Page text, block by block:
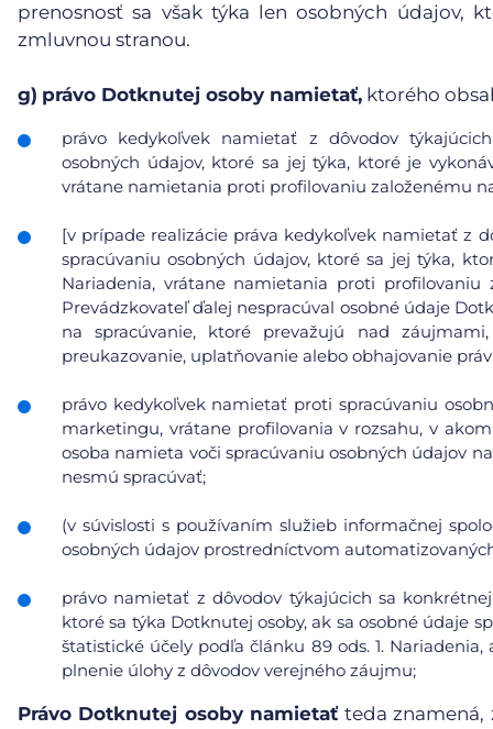
prenosnosť sa však týka len osobných údajov,
zmluvnou stranou.
g) právo Dotknutej osoby namietať, ktorého
právo kedykoľvek namietať z dôvodov
osobných údajov, ktoré sa jej týka, ktoré je
vrátane namietania proti profilovaniu založenému
[v prípade realizácie práva kedykoľvek namietať z
spracúvaniu osobných údajov, ktoré sa jej týka,
Nariadenia, vrátane namietania proti
Prevádzkovateľ ďalej nespracúval osobné údaje
na spracúvanie, ktoré prevažujú nad
preukazovanie, uplatňovanie alebo obhajovanie
právo kedykoľvek namietať proti spracúvaniu
marketingu, vrátane profilovania v rozsahu, v
osoba namieta voči spracúvaniu osobných údajov
nesmú spracúvať;
(v súvislosti s používaním služieb informačnej
osobných údajov prostredníctvom
právo namietať z dôvodov týkajúcich sa
ktoré sa týka Dotknutej osoby, ak sa osobné údaje
štatistické účely podľa článku 89 ods. 1.
plnenie úlohy z dôvodov verejného záujmu;
Právo Dotknutej osoby namietaťteda znamená,